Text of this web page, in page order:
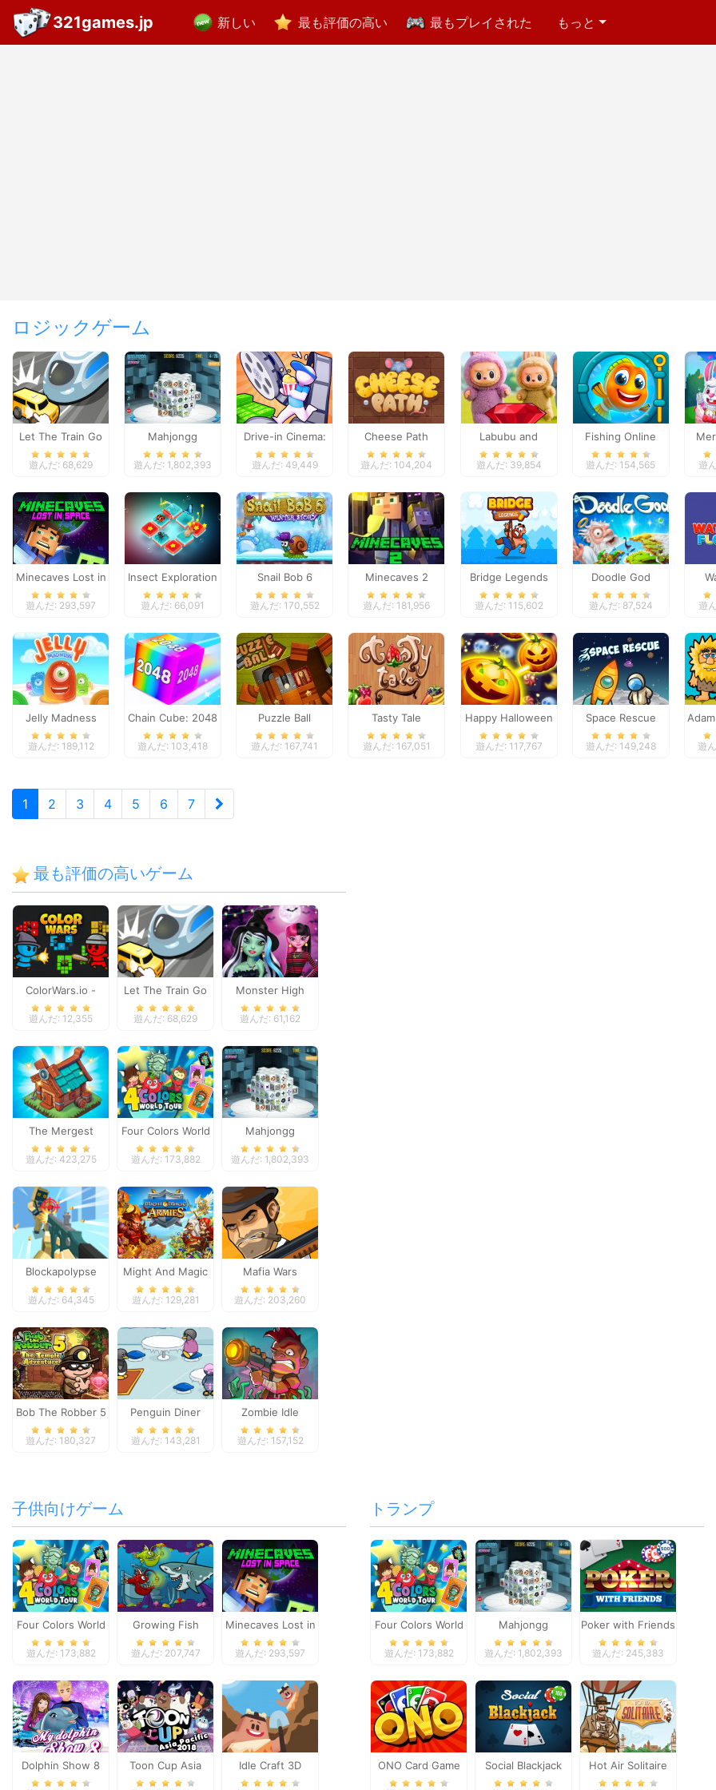
321games.jp 新しい 最も評価の高い 最もプレイされた もっと
ロジックゲーム
Let The Train Go
遊んだ: 68,629
Mahjongg
Dimensions
遊んだ: 1,802,393
Drive-in Cinema:
Idle Game
遊んだ: 49,449
Cheese Path
遊んだ: 104,204
Labubu and
Treasures: Fun
遊んだ: 39,854
Fishing Online
遊んだ: 154,565 遊
Minecaves Lost in
Space
遊んだ: 293,597
Insect Exploration
遊んだ: 66,091
Snail Bob 6
遊んだ: 170,552
Minecaves 2
遊んだ: 181,956
Bridge Legends
Online
遊んだ: 115,602
Doodle God
遊んだ: 87,524 遊
Jelly Madness
遊んだ: 189,112
Chain Cube: 2048
merge
遊んだ: 103,418
Puzzle Ball
遊んだ: 167,741
Tasty Tale
遊んだ: 167,051
Happy Halloween
遊んだ: 117,767
Space Rescue
遊んだ: 149,248 遊
1 2 3 4 5 6 7
最も評価の高いゲーム
ColorWars.io -
Conquest Game
遊んだ: 12,355
Let The Train Go
遊んだ: 68,629
Monster High
Spooky Fashion
遊んだ: 61,162
The Mergest
Kingdom
遊んだ: 423,275
Four Colors World
Tour
遊んだ: 173,882
Mahjongg
Dimensions
遊んだ: 1,802,393
Blockapolypse
Zombie Shooter
遊んだ: 64,345
Might And Magic
Armies
遊んだ: 129,281
Mafia Wars
遊んだ: 203,260
Bob The Robber 5
Temple Adventure
遊んだ: 180,327
Penguin Diner
遊んだ: 143,281
Zombie Idle
Defense Online
遊んだ: 157,152
子供向けゲーム
Four Colors World
Tour
遊んだ: 173,882
Growing Fish
遊んだ: 207,747
Minecaves Lost in
Space
遊んだ: 293,597
Dolphin Show 8
Toon Cup Asia
Pacific 2018
Idle Craft 3D
トランプ
Four Colors World
Tour
遊んだ: 173,882
Mahjongg
Dimensions
遊んだ: 1,802,393
Poker with Friends
遊んだ: 245,383
ONO Card Game Social Blackjack Hot Air Solitaire